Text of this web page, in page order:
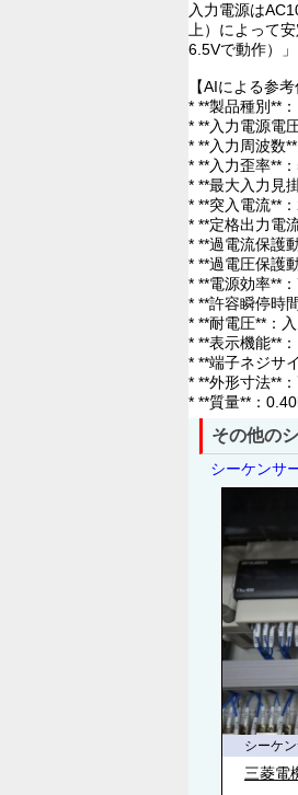
入力電源は
上）によって
6.5Vで動作）
【AIによる参考
* **製品種別**
* **入力電源電
* **入力周波数
* **入力歪率**
* **最大入力見
* **突入電流**
* **定格出力電
* **過電流保護
* **過電圧保護
* **電源効率**
* **許容瞬停時
* **耐電圧**：
* **表示機能**
* **端子ネジサ
* **外形寸法**
* **質量**：
その他の
シーケンサ
シーケ
三菱電